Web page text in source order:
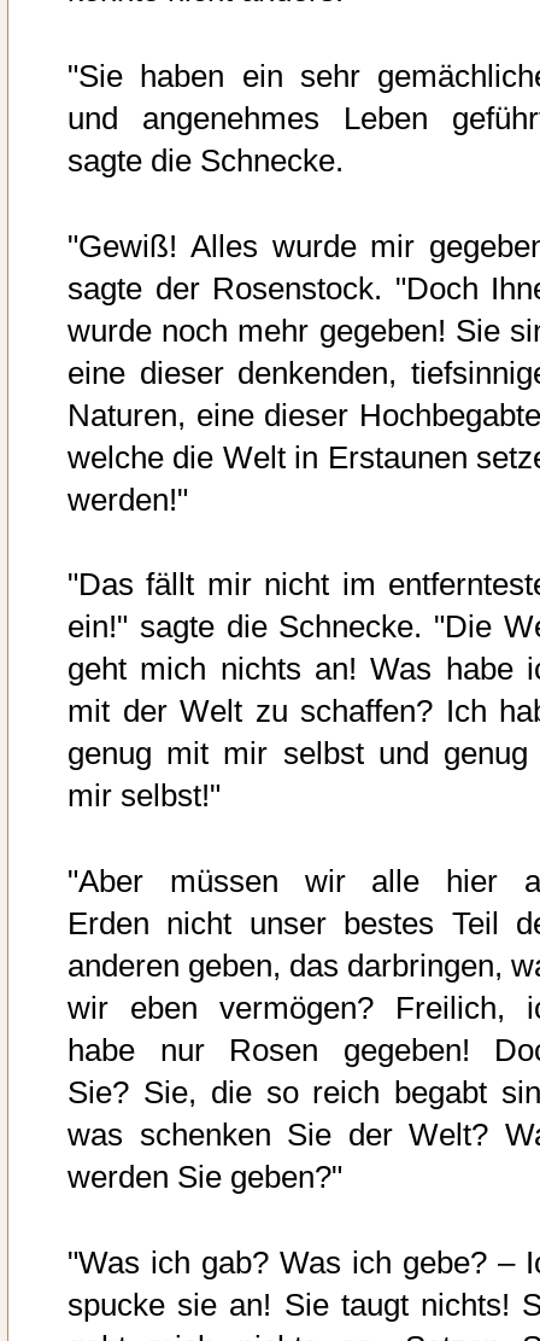
"Sie haben ein sehr
und angenehmes Leben
sagte die Schnecke.
"Gewiß! Alles wurde mir
sagte der Rosenstock. "Doch
wurde noch mehr gegeben! Sie
eine dieser denkenden,
Naturen, eine dieser
welche die Welt in Erstaunen
werden!"
"Das fällt mir nicht im
ein!" sagte die Schnecke. "Die
geht mich nichts an! Was habe
mit der Welt zu schaffen? Ich
genug mit mir selbst und genug
mir selbst!"
"Aber müssen wir alle hier
Erden nicht unser bestes Teil
anderen geben, das darbringen,
wir eben vermögen? Freilich,
habe nur Rosen gegeben!
Sie? Sie, die so reich begabt
was schenken Sie der Welt?
werden Sie geben?"
"Was ich gab? Was ich gebe? –
spucke sie an! Sie taugt nichts!